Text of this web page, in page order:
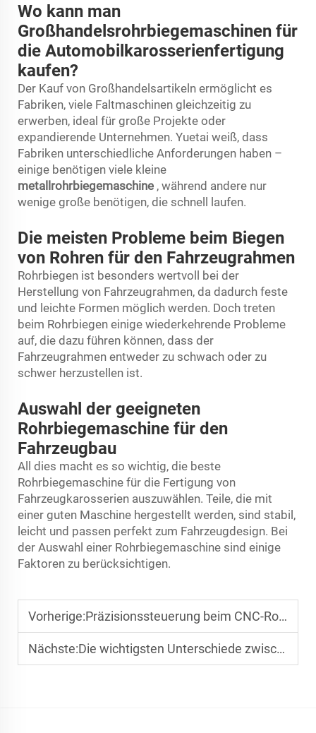
Wo kann man
Großhandelsrohrbiegemaschinen für
die Automobilkarosserienfertigung
kaufen?
Der Kauf von Großhandelsartikeln ermöglicht es
Fabriken, viele Faltmaschinen gleichzeitig zu
erwerben, ideal für große Projekte oder
expandierende Unternehmen. Yuetai weiß, dass
Fabriken unterschiedliche Anforderungen haben –
einige benötigen viele kleine
metallrohrbiegemaschine , während andere nur
wenige große benötigen, die schnell laufen.
Die meisten Probleme beim Biegen
von Rohren für den Fahrzeugrahmen
Rohrbiegen ist besonders wertvoll bei der
Herstellung von Fahrzeugrahmen, da dadurch feste
und leichte Formen möglich werden. Doch treten
beim Rohrbiegen einige wiederkehrende Probleme
auf, die dazu führen können, dass der
Fahrzeugrahmen entweder zu schwach oder zu
schwer herzustellen ist.
Auswahl der geeigneten
Rohrbiegemaschine für den
Fahrzeugbau
All dies macht es so wichtig, die beste
Rohrbiegemaschine für die Fertigung von
Fahrzeugkarosserien auszuwählen. Teile, die mit
einer guten Maschine hergestellt werden, sind stabil,
leicht und passen perfekt zum Fahrzeugdesign. Bei
der Auswahl einer Rohrbiegemaschine sind einige
Faktoren zu berücksichtigen.
Vorherige:Präzisionssteuerung beim CNC-Rohrbiegen für Edelstahl und Aluminium
Nächste:Die wichtigsten Unterschiede zwischen CNC-Rohrbiegung und manuellen Biegeverfahren